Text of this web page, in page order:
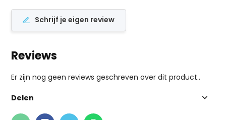
Schrijf je eigen review
Reviews
Er zijn nog geen reviews geschreven over dit product..
Delen